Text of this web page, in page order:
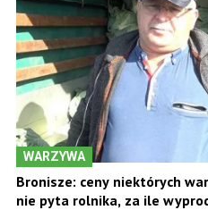
WARZYWA
Bronisze: ceny niektórych
nie pyta rolnika, za ile